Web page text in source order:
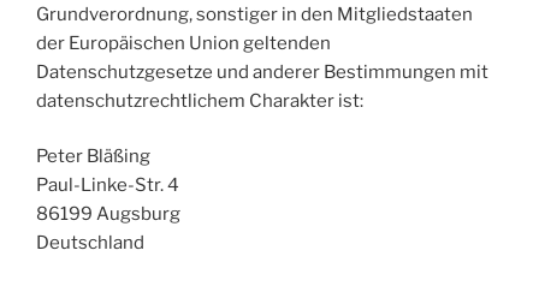
Grundverordnung, sonstiger in den Mitgliedstaaten
der Europäischen Union geltenden
Datenschutzgesetze und anderer Bestimmungen mit
datenschutzrechtlichem Charakter ist:
Peter Bläßing
Paul-Linke-Str. 4
86199 Augsburg
Deutschland